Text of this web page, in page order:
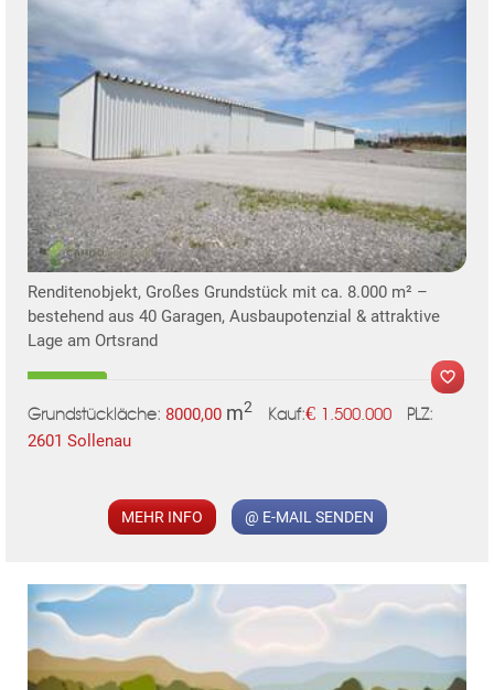
KLIS
Renditenobjekt, Großes Grundstück mit ca. 8.000 m² –
bestehend aus 40 Garagen, Ausbaupotenzial & attraktive
Lage am Ortsrand
Grundstückläche: 8000,00 m2 Kauf:€ 1.500.000 PLZ:
2601 Sollenau
MEHR INFO @ E-MAIL SENDEN